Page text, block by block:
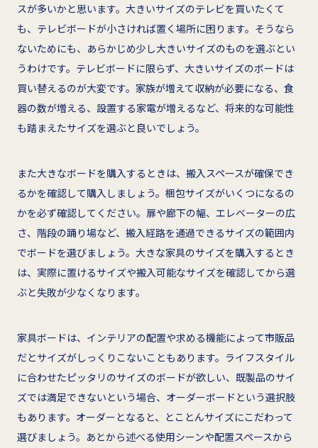
スが多いかと思います。大きいサイズのテレビを買いたくて
も、テレビボードが小さければ置く場所に困ります。そうなら
ないためにも、あらかじめ少し大きいサイズのものを選ぶとい
うわけです。テレビボードに限らず、大きいサイズのボードは
買い替えるのが大変です。家族が増えて収納が必要になる、食
器の数が増える、設置する家電が増えるなど、将来的な可能性
も踏まえたサイズを選ぶと良いでしょう。
また大きなボードを購入するときは、搬入スペースが確保でき
るかを確認して購入しましょう。梱包サイズがいくつになるの
かを必ず確認してください。扉や廊下の幅、エレベーターの広
さ、階段の踊り場など、搬入経路を通過できるサイズの範囲内
でボードを選びましょう。大きな家具のサイズを購入するとき
は、実際に置けるサイズや搬入可能なサイズを確認してから選
ぶと失敗が少なくなります。
家具ボードは、インテリアの配置や求める機能によって市販品
だとサイズがしっくりこないこともあります。ライフスタイル
に合わせたピッタリのサイズのボードが欲しい、既製品のサイ
ズでは満足できないという場合、オーダーボードという選択肢
もあります。オーダーとなると、とことんサイズにこだわって
選びましょう。あとから述べる使用シーンや配置スペースから